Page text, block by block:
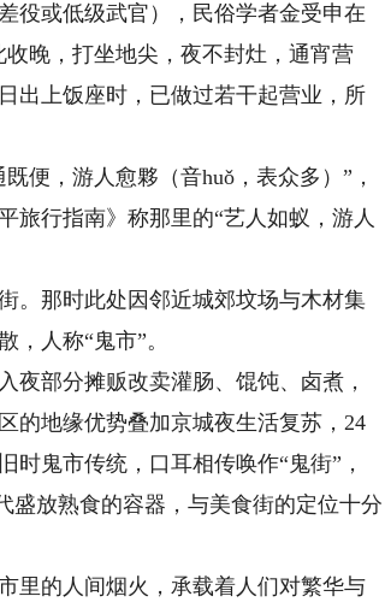
役或低级武官），民俗学者金受申在
收晚，打坐地尖，夜不封灶，通宵营
出上饭座时，已做过若干起营业，所
，游人愈夥（音huǒ，表众多）”，
旅行指南》称那里的“艺人如蚁，游人
那时此处因邻近城郊坟场与木材集
人称“鬼市”。
部分摊贩改卖灌肠、馄饨、卤煮，
的地缘优势叠加京城夜生活复苏，24
鬼市传统，口耳相传唤作“鬼街”，
盛放熟食的容器，与美食街的定位十分
的人间烟火，承载着人们对繁华与